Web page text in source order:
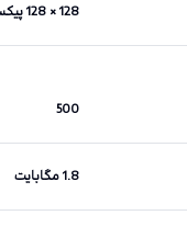
128 × 128 پیکسل
500
1.8 مگابایت